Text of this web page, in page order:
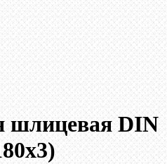
шлицевая DIN